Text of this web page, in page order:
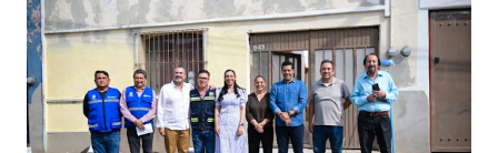
quienes ya han tenido relaciones sexuales no son expertos
o expertas en el tema. Siempre hay algo nuevo que
aprender y nuevas experiencias que conocer. Si eres una
chica y aún no has tenido relaciones sexuales, tal vez
pienses que el sexo será increíble y no puedas esperar para